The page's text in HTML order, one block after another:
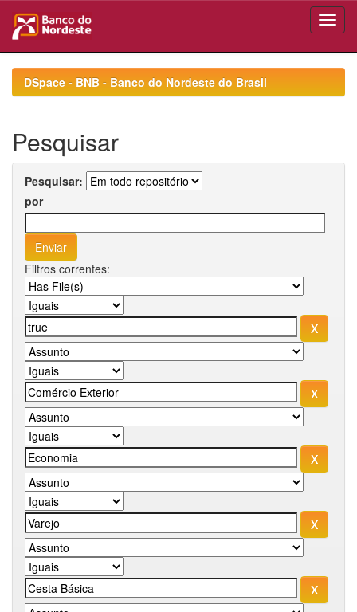
navigationDSpace - BNB - Banco do Nordeste do Brasil
Pesquisar
Pesquisar:
por
Filtros correntes: